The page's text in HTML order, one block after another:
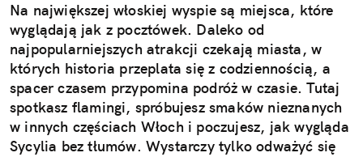
Na największej włoskiej wyspie są miejsca, które
wyglądają jak z pocztówek. Daleko od
najpopularniejszych atrakcji czekają miasta, w
których historia przeplata się z codziennością, a
spacer czasem przypomina podróż w czasie. Tutaj
spotkasz flamingi, spróbujesz smaków nieznanych
w innych częściach Włoch i poczujesz, jak wygląda
Sycylia bez tłumów. Wystarczy tylko odważyć się